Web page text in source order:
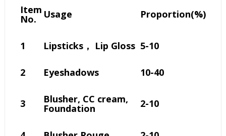
Item
No. Usage Proportion(%)
1 Lipsticks， Lip Gloss 5-10
2 Eyeshadows 10-40
3 Blusher, CC cream,
Foundation 2-10